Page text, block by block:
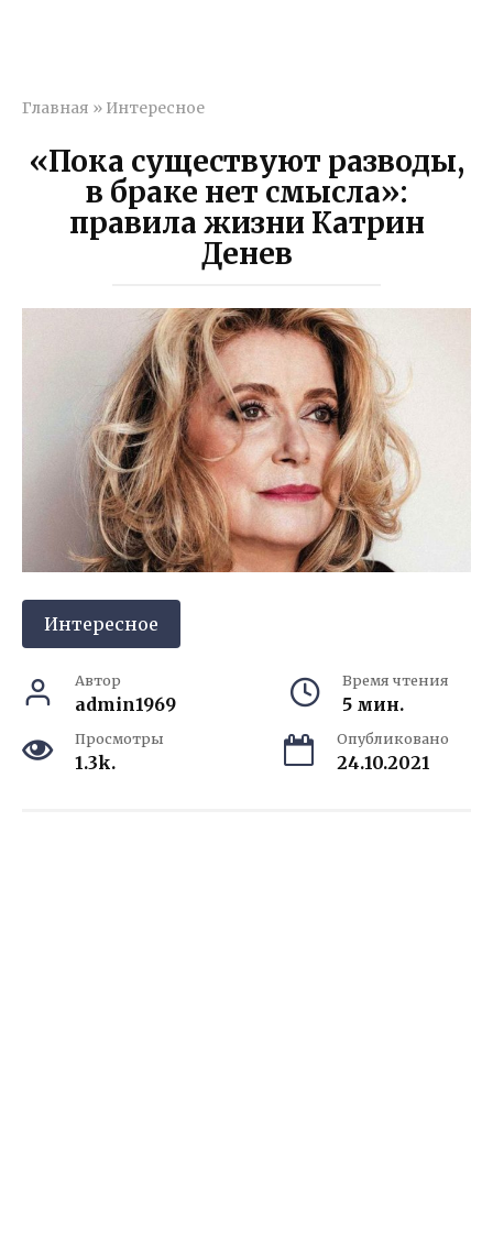
Главная » Интересное
«Пока существуют разводы,
в браке нет смысла»:
правила жизни Катрин
Денев
Интересное
Автор
admin1969
Время чтения
5 мин.
Просмотры
1.3k.
Опубликовано
24.10.2021